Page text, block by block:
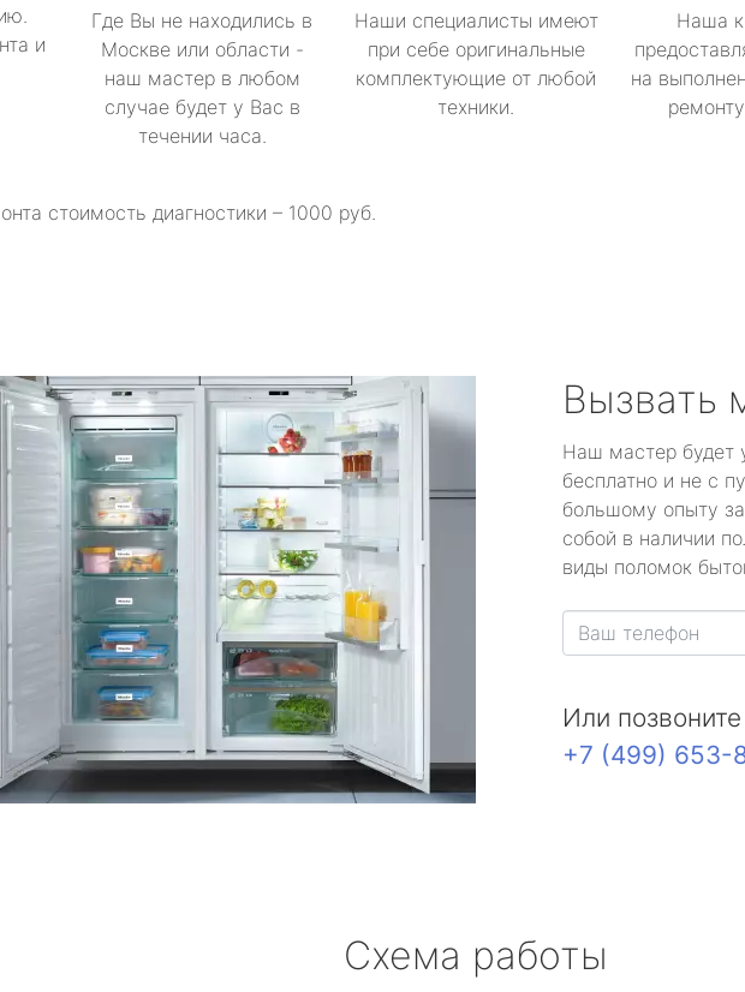
и
Где Вы не находились в
Москве или области -
наш мастер в любом
случае будет у Вас в
течении часа.
Наши специалисты имеют
при себе оригинальные
комплектующие от любой
техники.
Наша
на
стоимость диагностики – 1000 руб.
Вызвать
Наш мастер будет
бесплатно и не с
большому опыту
собой в наличии
виды поломок
Или
+7 (499) 653-
Схема работы